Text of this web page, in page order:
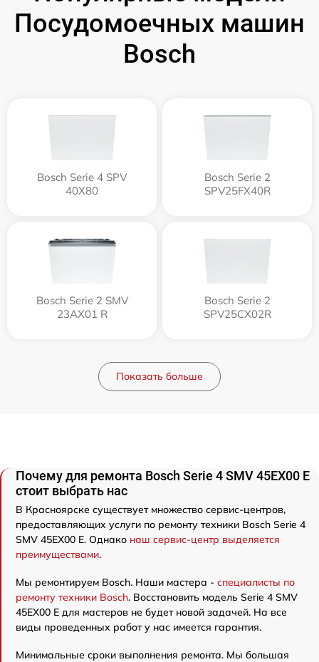
Посудомоечных машин
Bosch
Bosch Serie 4 SPV
40X80
Bosch Serie 2
SPV25FX40R
Bosch Serie 2 SMV
23AX01 R
Bosch Serie 2
SPV25CX02R
Показать больше
Почему для ремонта Bosch Serie 4 SMV 45EX00 E
стоит выбрать нас
В Красноярске существует множество сервис-центров,
предоставляющих услуги по ремонту техники Bosch Serie 4
SMV 45EX00 E. Однако наш сервис-центр выделяется
преимуществами.
Мы ремонтируем Bosch. Наши мастера - специалисты по
ремонту техники Bosch. Восстановить модель Serie 4 SMV
45EX00 E для мастеров не будет новой задачей. На все
виды проведенных работ у нас имеется гарантия.
Минимальные сроки выполнения ремонта. Мы большая